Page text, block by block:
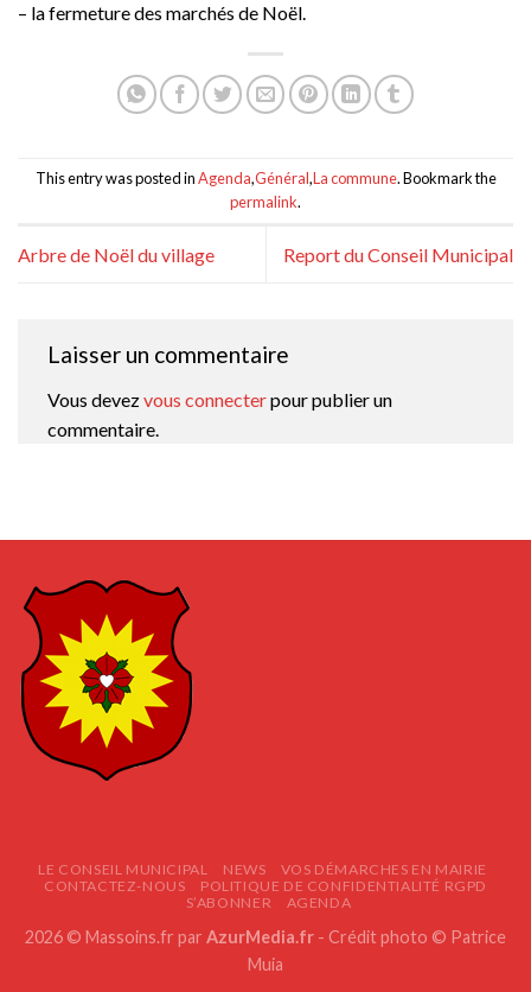
– la fermeture des marchés de Noël.
This entry was posted inAgenda,Général,La commune. Bookmark the
permalink.
Arbre de Noël du village Report du Conseil Municipal
Laisser un commentaire
Vous devezvous connecterpour publier un
commentaire.
LE CONSEIL MUNICIPAL NEWS
VOS DÉMARCHES EN MAIRIE
CONTACTEZ-NOUS
POLITIQUE DE CONFIDENTIALITÉ RGPD
S’ABONNER
AGENDA
2026 © Massoins.fr par AzurMedia.fr - Crédit photo © Patrice
Muia